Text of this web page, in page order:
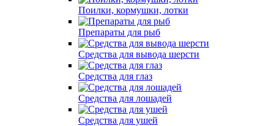
Поилки, кормушки, лотки
Препараты для рыб
Средства для вывода шерсти
Средства для глаз
Средства для лошадей
Средства для ушей